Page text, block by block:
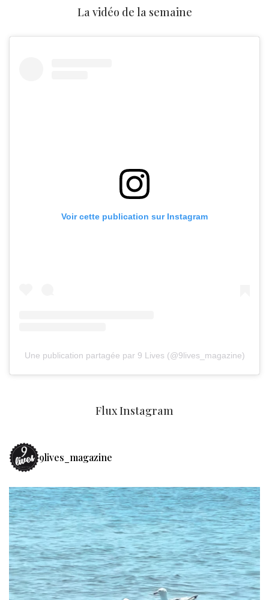
La vidéo de la semaine
Voir cette publication sur Instagram
Une publication partagée par 9 Lives (@9lives_magazine)
Flux Instagram
9lives_magazine